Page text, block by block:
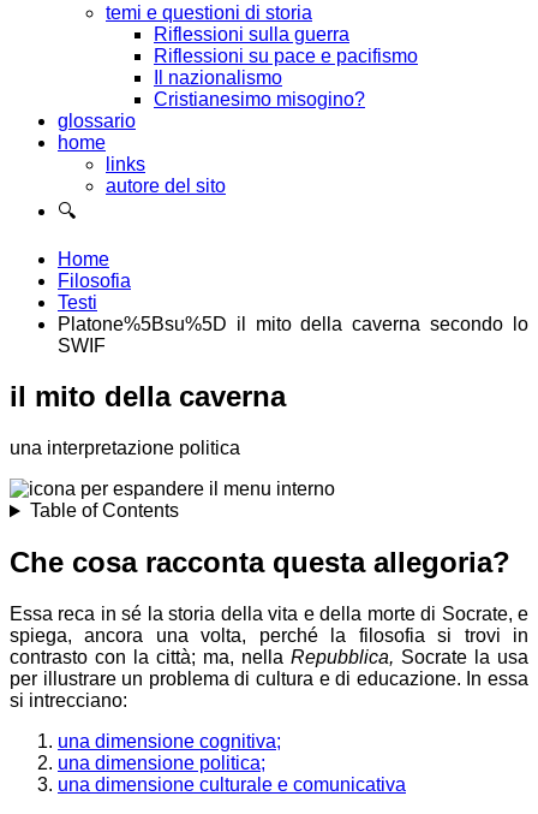
temi e questioni di storia
Riflessioni sulla guerra
Riflessioni su pace e pacifismo
Il nazionalismo
Cristianesimo misogino?
glossario
home
links
autore del sito
🔍
Home
Filosofia
Testi
Platone%5Bsu%5D il mito della caverna secondo lo
SWIF
il mito della caverna
una interpretazione politica
Table of Contents
Che cosa racconta questa allegoria?
Essa reca in sé la storia della vita e della morte di Socrate, e
spiega, ancora una volta, perché la filosofia si trovi in
contrasto con la città; ma, nella Repubblica, Socrate la usa
per illustrare un problema di cultura e di educazione. In essa
si intrecciano:
una dimensione cognitiva;
una dimensione politica;
una dimensione culturale e comunicativa